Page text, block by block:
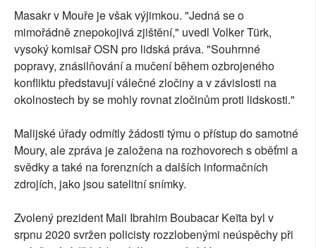
Masakr v Mouře je však výjimkou. "Jedná se o
mimořádně znepokojivá zjištění," uvedl Volker Türk,
vysoký komisař OSN pro lidská práva. "Souhrnné
popravy, znásilňování a mučení během ozbrojeného
konfliktu představují válečné zločiny a v závislosti na
okolnostech by se mohly rovnat zločinům proti lidskosti."
Malijské úřady odmítly žádosti týmu o přístup do samotné
Moury, ale zpráva je založena na rozhovorech s oběťmi a
svědky a také na forenzních a dalších informačních
zdrojích, jako jsou satelitní snímky.
Zvolený prezident Mali Ibrahim Boubacar Keïta byl v
srpnu 2020 svržen policisty rozzlobenými neúspěchy při